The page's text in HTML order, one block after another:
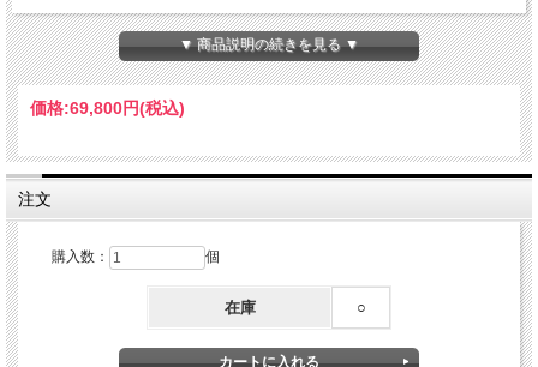
動作チェック済み＆クリーニング済み＆安心保証付き
Windows11☆高速静音SSD☆WPS Office搭載
HDD500GB＋SSD256GB(ハイブリッド)
Lenovo ThinkCentre M70q Tiny
▼ 商品説明の続きを見る ▼
価格:69,800円(税込)
注文
購入数： 個
在庫 ○